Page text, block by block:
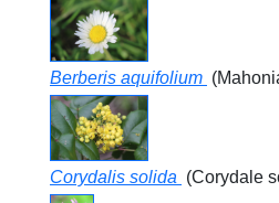
Berberis aquifolium
Corydalis solida (Corydale